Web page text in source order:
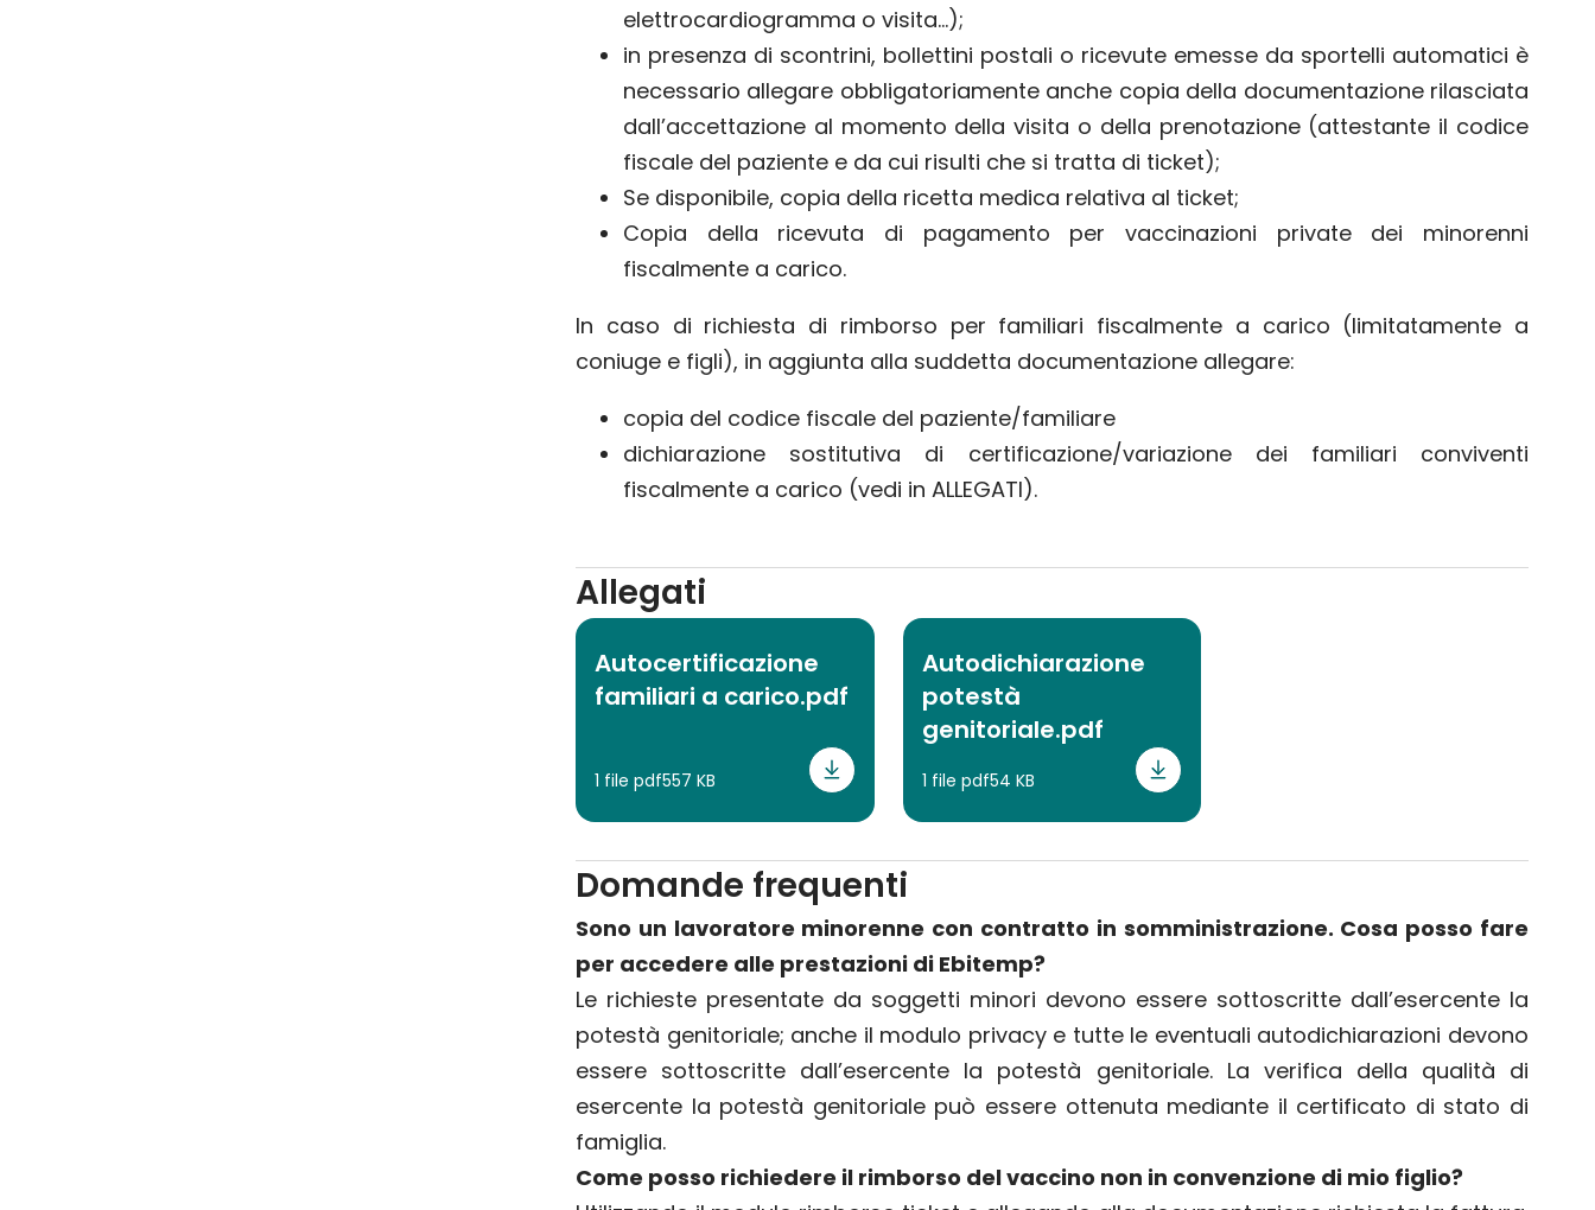
elettrocardiogramma o visita…);
in presenza di scontrini, bollettini postali o ricevute emesse da sportelli automatici è
necessario allegare obbligatoriamente anche copia della documentazione rilasciata
dall’accettazione al momento della visita o della prenotazione (attestante il codice
fiscale del paziente e da cui risulti che si tratta di ticket);
Se disponibile, copia della ricetta medica relativa al ticket;
Copia della ricevuta di pagamento per vaccinazioni private dei minorenni
fiscalmente a carico.
In caso di richiesta di rimborso per familiari fiscalmente a carico (limitatamente a
coniuge e figli), in aggiunta alla suddetta documentazione allegare:
copia del codice fiscale del paziente/familiare
dichiarazione sostitutiva di certificazione/variazione dei familiari conviventi
fiscalmente a carico (vedi in ALLEGATI).
Allegati
Autocertificazione
familiari a carico.pdf
1 file pdf557 KB
Autodichiarazione
potestà
genitoriale.pdf
1 file pdf54 KB
Domande frequenti
Sono un lavoratore minorenne con contratto in somministrazione. Cosa posso fare
per accedere alle prestazioni di Ebitemp?
Le richieste presentate da soggetti minori devono essere sottoscritte dall’esercente la
potestà genitoriale; anche il modulo privacy e tutte le eventuali autodichiarazioni devono
essere sottoscritte dall’esercente la potestà genitoriale. La verifica della qualità di
esercente la potestà genitoriale può essere ottenuta mediante il certificato di stato di
famiglia.
Come posso richiedere il rimborso del vaccino non in convenzione di mio figlio?